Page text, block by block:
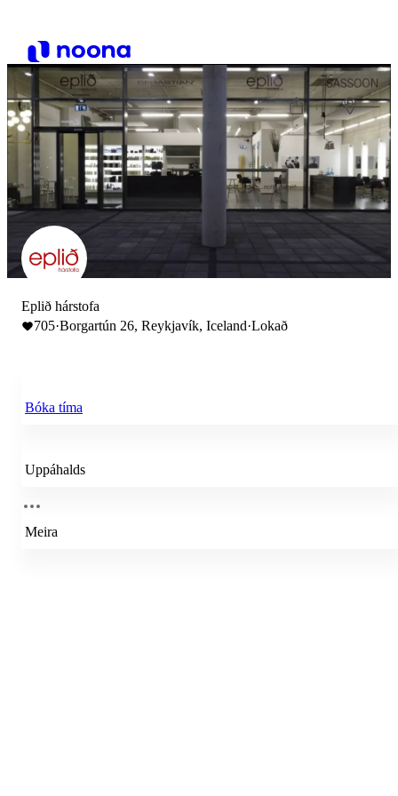
Eplið hárstofa
705·Borgartún 26, Reykjavík, Iceland·Lokað
Bóka tíma
Uppáhalds
Meira